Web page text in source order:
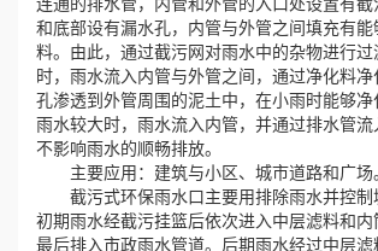
和底部设有漏水孔，内管与外管之间填充有
料。由此，通过截污网对雨水中的杂物进行
时，雨水流入内管与外管之间，通过净化料
孔渗透到外管周围的泥土中，在小雨时能够
雨水较大时，雨水流入内管，并通过排水管流
不影响雨水的顺畅排放。
主要应用：建筑与小区、城市道路和广场。
截污式环保雨水口主要用排除雨水并控制
初期雨水经截污挂篮后依次进入中层滤料和内
最后排入市政雨水管道。后期雨水经过中层